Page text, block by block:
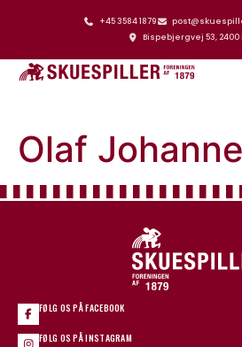
+45 3584 1879
Bispebjergvej 53, 2400
Olaf
FØLG OS PÅ FACEBOOK
FØLG OS PÅ INSTAGRAM